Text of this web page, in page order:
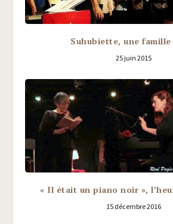
Suhubiette, une
25 juin 2015
« Il était un piano noir »,
15 décembre 2016